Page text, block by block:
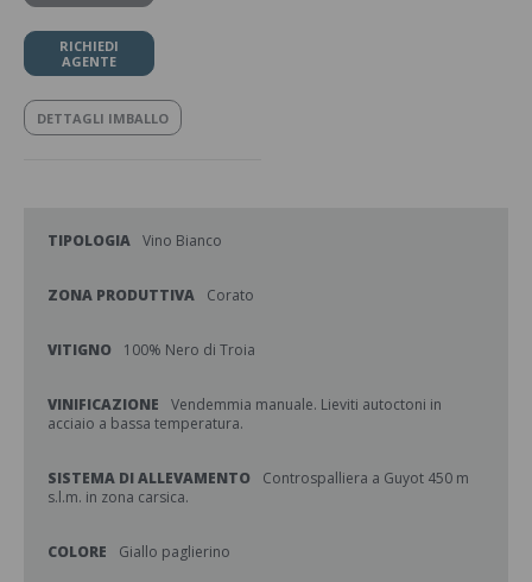
RICHIEDI
AGENTE
DETTAGLI IMBALLO
TIPOLOGIA Vino Bianco
ZONA PRODUTTIVA Corato
VITIGNO 100% Nero di Troia
VINIFICAZIONE
Vendemmia manuale. Lieviti autoctoni in
acciaio a bassa temperatura.
SISTEMA DI ALLEVAMENTO
Controspalliera a Guyot 450 m
s.l.m. in zona carsica.
COLORE Giallo paglierino